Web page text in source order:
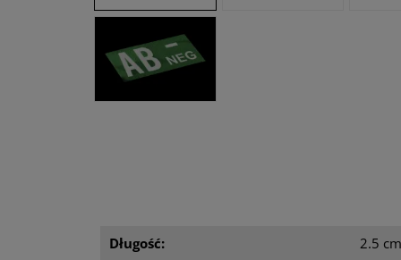
Długość: 2.5 cm